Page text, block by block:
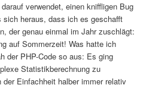
verwendet, einen kniffligen Bug
heraus, dass ich es geschafft
der genau einmal im Jahr zuschlägt:
auf Sommerzeit! Was hatte ich
der PHP-Code so aus: Es ging
Statistikberechnung zu
der Einfachheit halber immer relativ